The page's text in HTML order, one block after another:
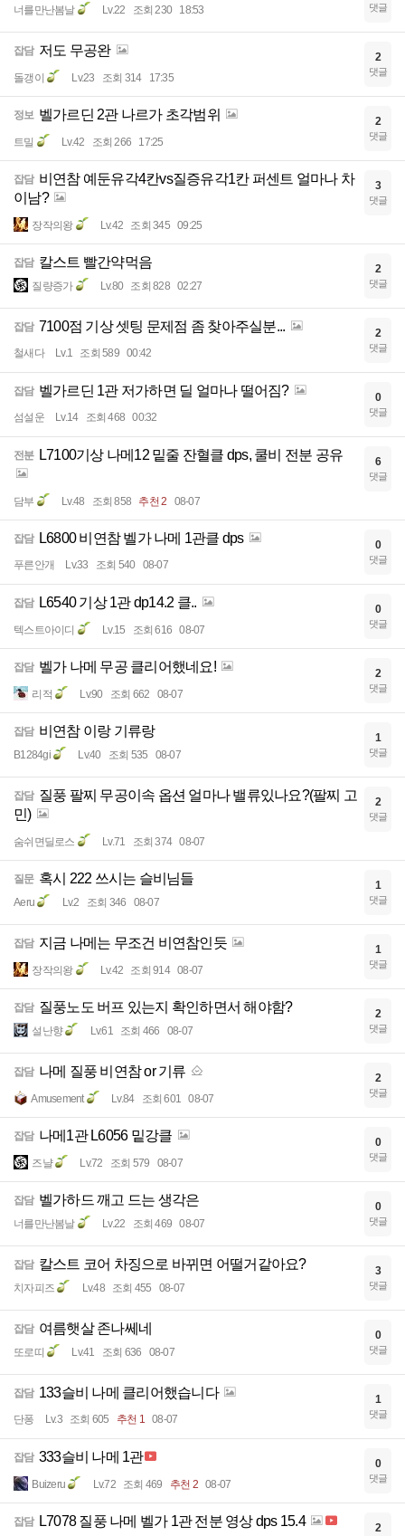
너를만난봄날 Lv.22 조회 230 18:53 댓글
잡담 저도 무공완
돌갱이 Lv.23 조회 314 17:35
2
댓글
정보 벨가르딘 2관 나르가 초각범위
트밀 Lv.42 조회 266 17:25
2
댓글
잡담 비연참 예둔유각4칸vs질증유각1칸 퍼센트 얼마나 차
이남?
장작의왕 Lv.42 조회 345 09:25
3
댓글
잡담 칼스트 빨간약먹음
질량증가 Lv.80 조회 828 02:27
2
댓글
잡담 7100점 기상 셋팅 문제점 좀 찾아주실분...
철새다 Lv.1 조회 589 00:42
2
댓글
잡담 벨가르딘 1관 저가하면 딜 얼마나 떨어짐?
섬설운 Lv.14 조회 468 00:32
0
댓글
전분 L7100기상 나메12 밑줄 잔혈클 dps, 쿨비 전분 공유
담부 Lv.48 조회 858 추천 2 08-07
6
댓글
잡담 L6800 비연참 벨가 나메 1관클 dps
푸른안개 Lv.33 조회 540 08-07
0
댓글
잡담 L6540 기상 1관 dp14.2 클..
텍스트아이디 Lv.15 조회 616 08-07
0
댓글
잡담 벨가 나메 무공 클리어했네요!
리적 Lv.90 조회 662 08-07
2
댓글
잡담 비연참 이랑 기류랑
B1284gi Lv.40 조회 535 08-07
1
댓글
잡담 질풍 팔찌 무공이속 옵션 얼마나 밸류있나요?(팔찌 고
민)
숨쉬면딜로스 Lv.71 조회 374 08-07
2
댓글
질문 혹시 222 쓰시는 슬비님들
Aeru Lv.2 조회 346 08-07
1
댓글
잡담 지금 나메는 무조건 비연참인듯
장작의왕 Lv.42 조회 914 08-07
1
댓글
잡담 질풍노도 버프 있는지 확인하면서 해야함?
설난향 Lv.61 조회 466 08-07
2
댓글
잡담 나메 질풍 비연참 or 기류
Amusement Lv.84 조회 601 08-07
2
댓글
잡담 나메1관 L6056 밑강클
즈냘 Lv.72 조회 579 08-07
0
댓글
잡담 벨가하드 깨고 드는 생각은
너를만난봄날 Lv.22 조회 469 08-07
0
댓글
잡담 칼스트 코어 차징으로 바뀌면 어떨거같아요?
치자피즈 Lv.48 조회 455 08-07
3
댓글
잡담 여름햇살 존나쎄네
또로띠 Lv.41 조회 636 08-07
0
댓글
잡담 133슬비 나메 클리어했습니다
단퐁 Lv.3 조회 605 추천 1 08-07
1
댓글
잡담 333슬비 나메 1관
Buizeru Lv.72 조회 469 추천 2 08-07
0
댓글
잡담 L7078 질풍 나메 벨가 1관 전분 영상 dps 15.4 2